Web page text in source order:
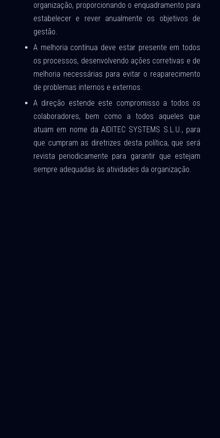
organização, proporcionando o enquadramento para
estabelecer e rever anualmente os objetivos de
gestão.
A melhoria contínua deve estar presente em todos
os processos, desenvolvendo ações corretivas e de
melhoria necessárias para evitar o reaparecimento
de problemas internos e externos.
A direção estende este compromisso a todos os
colaboradores, bem como a todos aqueles que
atuam em nome da AIDITEC SYSTEMS S.L.U., para
que cumpram as diretrizes desta política, que será
revista periodicamente para garantir que estejam
sempre adequadas às atividades da organização.